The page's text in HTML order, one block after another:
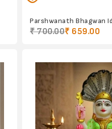
Parshwanath Bhagwan
₹ 700.00₹ 659.00